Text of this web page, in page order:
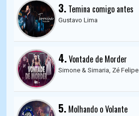
3. Temina comigo antes
Gustavo Lima
4.Vontade de Morder
Simone & Simaria, Zé Felipe
5. Molhando o Volante